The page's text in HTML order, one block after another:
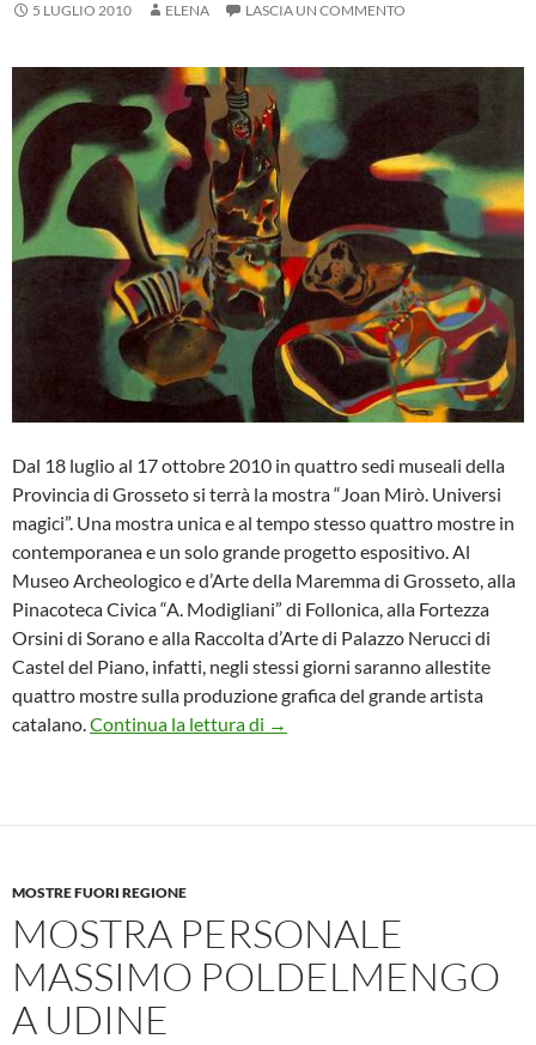
5 LUGLIO 2010 ELENA LASCIA UN COMMENTO
Dal 18 luglio al 17 ottobre 2010 in quattro sedi museali della
Provincia di Grosseto si terrà la mostra “Joan Mirò. Universi
magici”. Una mostra unica e al tempo stesso quattro mostre in
contemporanea e un solo grande progetto espositivo. Al
Museo Archeologico e d’Arte della Maremma di Grosseto, alla
Pinacoteca Civica “A. Modigliani” di Follonica, alla Fortezza
Orsini di Sorano e alla Raccolta d’Arte di Palazzo Nerucci di
Castel del Piano, infatti, negli stessi giorni saranno allestite
quattro mostre sulla produzione grafica del grande artista
catalano.Continua la lettura di Un Esploratore di Sogni
→
MOSTRE FUORI REGIONE
MOSTRA PERSONALE
MASSIMO POLDELMENGO
A UDINE